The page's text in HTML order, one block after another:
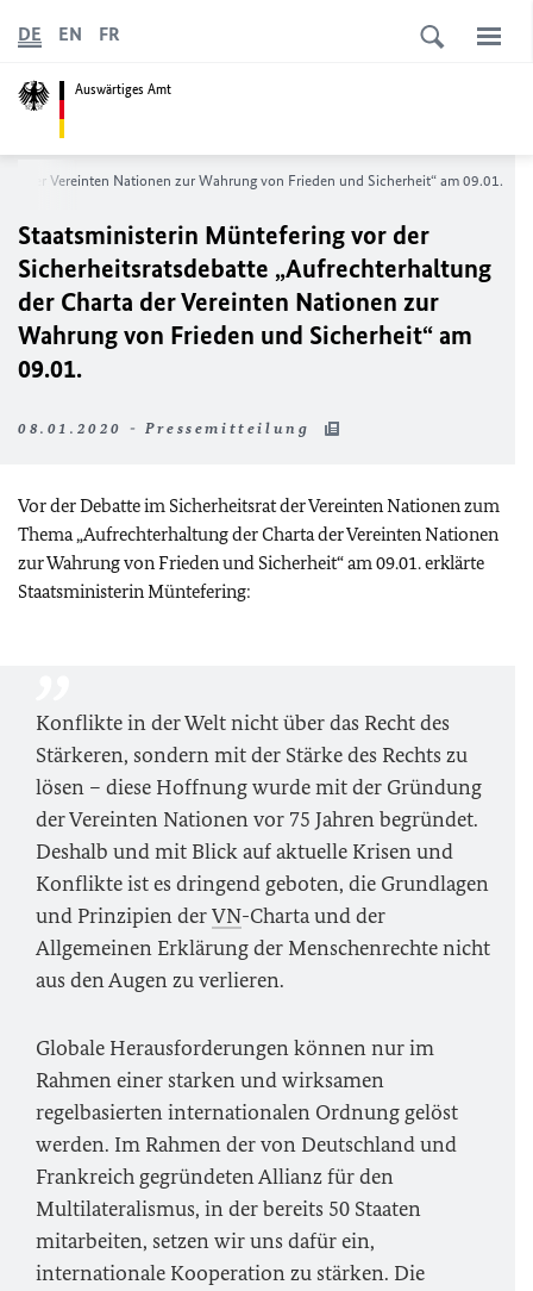
Auswärtiges Amt
DE EN FR
der Vereinten Nationen zur Wahrung von Frieden und Sicherheit“ am 09.01.
Staatsministerin Müntefering vor der
Sicherheitsratsdebatte „Aufrechterhaltung
der Charta der Vereinten Nationen zur
Wahrung von Frieden und Sicherheit“ am
09.01.
08.01.2020 - Pressemitteilung
Vor der Debatte im Sicherheitsrat der Vereinten Nationen zum
Thema „Aufrechterhaltung der Charta der Vereinten Nationen
zur Wahrung von Frieden und Sicherheit“ am 09.01. erklärte
Staatsministerin Müntefering:
Konflikte in der Welt nicht über das Recht des
Stärkeren, sondern mit der Stärke des Rechts zu
lösen – diese Hoffnung wurde mit der Gründung
der Vereinten Nationen vor 75 Jahren begründet.
Deshalb und mit Blick auf aktuelle Krisen und
Konflikte ist es dringend geboten, die Grundlagen
und Prinzipien derVN-Charta und der
Allgemeinen Erklärung der Menschenrechte nicht
aus den Augen zu verlieren.
Globale Herausforderungen können nur im
Rahmen einer starken und wirksamen
regelbasierten internationalen Ordnung gelöst
werden. Im Rahmen der von Deutschland und
Frankreich gegründeten Allianz für den
Multilateralismus, in der bereits 50 Staaten
mitarbeiten, setzen wir uns dafür ein,
internationale Kooperation zu stärken. Die